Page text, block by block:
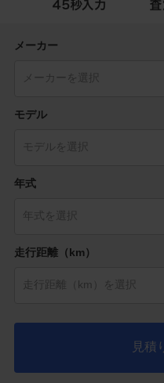
メーカー
モデル
年式
走行距離（km）
見積